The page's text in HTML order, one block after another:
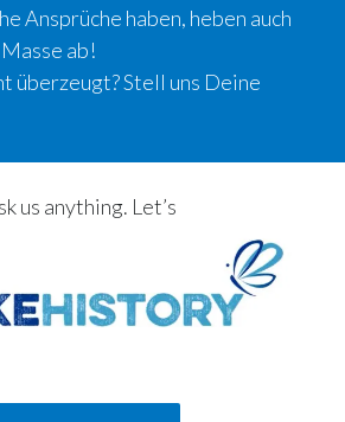
Ansprüche haben, heben auch
ab!​
überzeugt? Stell uns Deine
us anything. Let’s